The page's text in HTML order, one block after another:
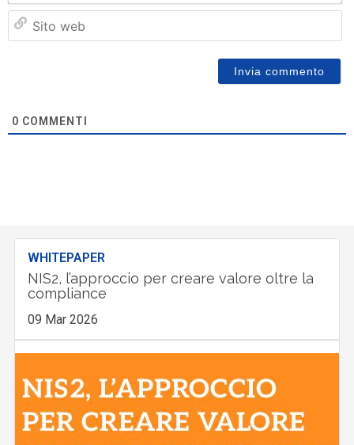
0 COMMENTI
WHITEPAPER
NIS2, l’approccio per creare valore oltre la
compliance
09 Mar 2026